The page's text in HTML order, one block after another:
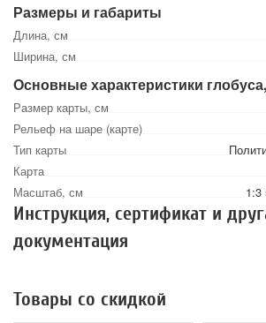
Размеры и габариты
Длина, см
Ширина, см
Основные характеристики
Размер карты, см
Рельеф на шаре (карте)
Тип карты
Карта
Масштаб, см
1:3
Инструкция, сертификат и
документация
Товары со скидкой